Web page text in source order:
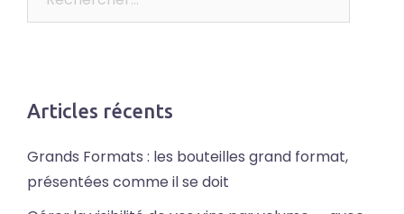
Articles récents
Grands Formats : les bouteilles grand format,
présentées comme il se doit